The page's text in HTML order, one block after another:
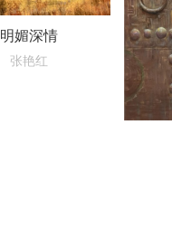
明媚深情
张艳红